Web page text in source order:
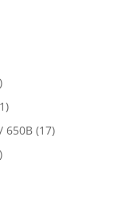
650B (17)